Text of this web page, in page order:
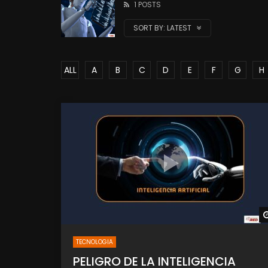
1 POSTS
SORT BY: LATEST
ALL A B C D E F G H
TECNOLOGIA
PELIGRO DE LA INTELIGENCIA